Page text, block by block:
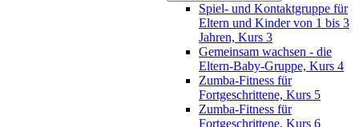
Spiel- und Kontaktgruppe für
Eltern und Kinder von 1 bis 3
Jahren, Kurs 3
Gemeinsam wachsen - die
Eltern-Baby-Gruppe, Kurs 4
Zumba-Fitness für
Fortgeschrittene, Kurs 5
Zumba-Fitness für
Fortgeschrittene, Kurs 6